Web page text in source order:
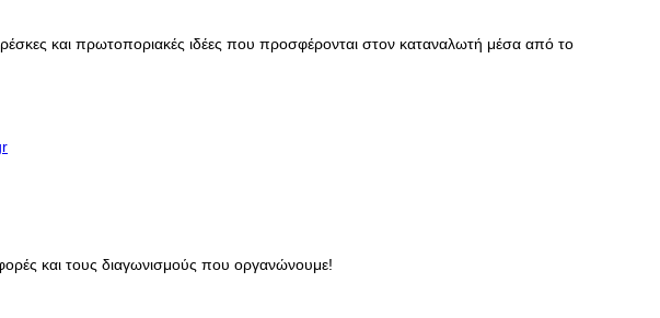
και πρωτοποριακές ιδέες που προσφέρονται στον καταναλωτή μέσα από το
και τους διαγωνισμούς που οργανώνουμε!